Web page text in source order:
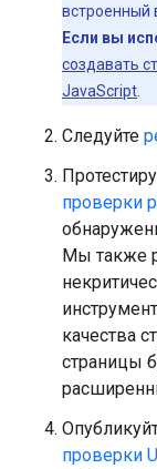
встроенный
Если вы
создавать
JavaScript
Следуйте
проверки
Мы также
качества
страницы
проверки